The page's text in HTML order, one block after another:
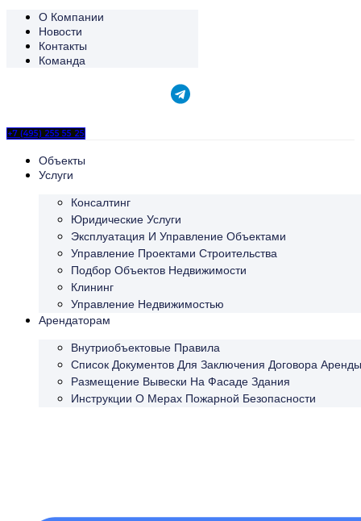
О Компании
Новости
Контакты
Команда
+7 (495) 255 55 25
Объекты
Услуги
Консалтинг
Юридические Услуги
Эксплуатация И Управление Объектами
Управление Проектами Строительства
Подбор Объектов Недвижимости
Клининг
Управление Недвижимостью
Арендаторам
Внутриобъектовые Правила
Список Документов Для Заключения Договора Аренды
Размещение Вывески На Фасаде Здания
Инструкции О Мерах Пожарной Безопасности